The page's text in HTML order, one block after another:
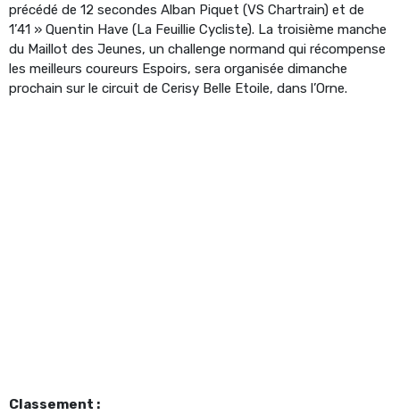
précédé de 12 secondes Alban Piquet (VS Chartrain) et de
1’41 » Quentin Have (La Feuillie Cycliste). La troisième manche
du Maillot des Jeunes, un challenge normand qui récompense
les meilleurs coureurs Espoirs, sera organisée dimanche
prochain sur le circuit de Cerisy Belle Etoile, dans l’Orne.
Classement :